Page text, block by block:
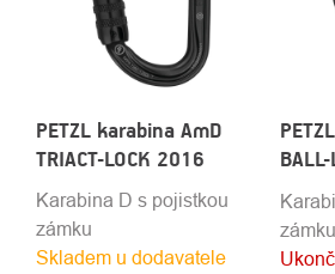
PETZL karabina AmD
TRIACT-LOCK 2016
Skladem u dodavatele
Karabina D s pojistkou
zámku
BALL-
zámku